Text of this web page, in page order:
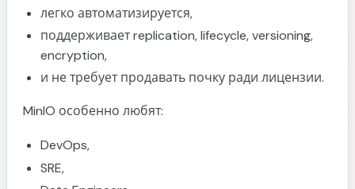
Скрытие остальных бакетов
Проверка доступа от имени пользователя
Аудит и безопасность
Почему нельзя использовать root-
Интеграция с Vault
легко автоматизируется,
поддерживает replication, lifecycle, versioning,
encryption,
и не требует продавать почку ради лицензии.
MinIO особенно любят:
DevOps,
SRE,